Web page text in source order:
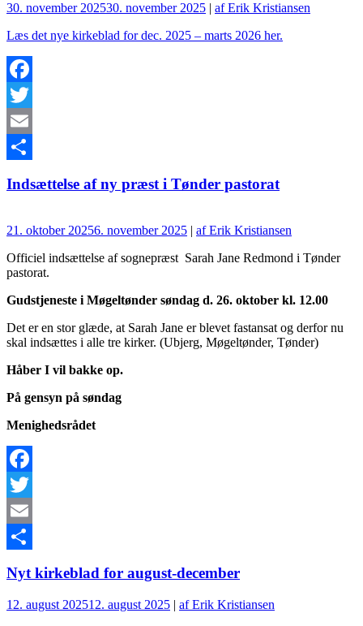
30. november 202530. november 2025 | af Erik Kristiansen
Læs det nye kirkeblad for dec. 2025 – marts 2026 her.
Facebook
Twitter
Email
Indsættelse af ny præst i Tønder pastorat
21. oktober 20256. november 2025 | af Erik Kristiansen
Officiel indsættelse af sognepræst Sarah Jane Redmond i Tønder
pastorat.
Gudstjeneste i Møgeltønder søndag d. 26. oktober kl. 12.00
Det er en stor glæde, at Sarah Jane er blevet fastansat og derfor nu
skal indsættes i alle tre kirker. (Ubjerg, Møgeltønder, Tønder)
Håber I vil bakke op.
På gensyn på søndag
Menighedsrådet
Facebook
Twitter
Email
Nyt kirkeblad for august-december
12. august 202512. august 2025 | af Erik Kristiansen